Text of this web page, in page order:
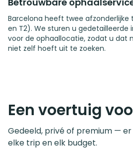
Barcelona heeft twee afzonderlijke
en T2). We sturen u gedetailleerde
voor de ophaallocatie, zodat u dat
niet zelf hoeft uit te zoeken.
Een voertuig
Gedeeld, privé of premium —
elke trip en elk budget.